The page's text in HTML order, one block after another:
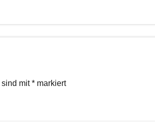
sind mit* markiert